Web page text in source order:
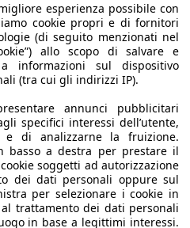
Toledo
un gradino più in alto
di segmento C. Con il lancio
compatta media della Casa
per la sua terza
inedita e poco apprezzata
una carrozzeria derivata
esperienza possibile con
cookie propri e di fornitori
(di seguito menzionati nel
allo scopo di salvare e
informazioni sul dispositivo
(tra cui gli indirizzi IP).
annunci pubblicitari
specifici interessi dell’utente,
e di analizzarne la fruizione.
basso a destra per prestare il
soggetti ad autorizzazione
dei dati personali oppure sul
per selezionare i cookie in
trattamento dei dati personali
in base a legittimi interessi.